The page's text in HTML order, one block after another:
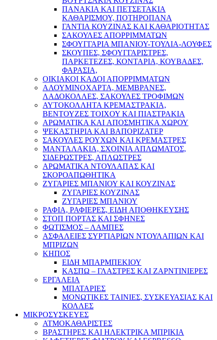
ΠΑΝΑΚΙΑ ΚΑΙ ΠΕΤΣΕΤΑΚΙΑ
ΚΑΘΑΡΙΣΜΟΥ, ΠΟΤΗΡΟΠΑΝΑ
ΓΑΝΤΙΑ ΚΟΥΖΙΝΑΣ ΚΑΙ ΚΑΘΑΡΙΟΤΗΤΑΣ
ΣΑΚΟΥΛΕΣ ΑΠΟΡΡΙΜΜΑΤΩΝ
ΣΦΟΥΓΓΑΡΙΑ ΜΠΑΝΙΟΥ-ΤΟΥΛΙΑ-ΛΟΥΦΕΣ
ΣΚΟΥΠΕΣ, ΣΦΟΥΓΓΑΡΙΣΤΡΕΣ,
ΠΑΡΚΕΤΕΖΕΣ, ΚΟΝΤΑΡΙΑ, ΚΟΥΒΑΔΕΣ,
ΦΑΡΑΣΙΑ,
ΟΙΚΙΑΚΟΙ ΚΑΔΟΙ ΑΠΟΡΡΙΜΜΑΤΩΝ
ΑΛΟΥΜΙΝΟΧΑΡΤΑ, ΜΕΜΒΡΑΝΕΣ,
ΛΑΔΟΚΟΛΛΕΣ, ΣΑΚΟΥΛΕΣ ΤΡΟΦΙΜΩΝ
ΑΥΤΟΚΟΛΛΗΤΑ ΚΡΕΜΑΣΤΡΑΚΙΑ,
ΒΕΝΤΟΥΖΕΣ ΤΟΙΧΟΥ ΚΑΙ ΠΙΑΣΤΡΑΚΙΑ
ΑΡΩΜΑΤΙΚΑ KAI ΑΠΟΣΜΗΤΙΚΑ ΧΩΡΟΥ
ΨΕΚΑΣΤΗΡΙΑ ΚΑΙ ΒΑΠΟΡΙΖΑΤΕΡ
ΣΑΚΟΥΛΕΣ ΡΟΥΧΩΝ ΚΑΙ ΚΡΕΜΑΣΤΡΕΣ
ΜΑΝΤΑΛΑΚΙΑ, ΣΧΟΙΝΙΑ ΑΠΛΩΜΑΤΟΣ,
ΣΙΔΕΡΩΣΤΡΕΣ, ΑΠΛΩΣΤΡΕΣ
ΑΡΩΜΑΤΙΚΑ ΝΤΟΥΛΑΠΑΣ ΚΑΙ
ΣΚΟΡΟΑΠΩΘΗΤΙΚΑ
ΖΥΓΑΡΙΕΣ ΜΠΑΝΙΟΥ ΚΑΙ ΚΟΥΖΙΝΑΣ
ΖΥΓΑΡΙΕΣ ΚΟΥΖΙΝΑΣ
ΖΥΓΑΡΙΕΣ ΜΠΑΝΙΟΥ
ΡΑΦΙΑ, ΡΑΦΙΕΡΕΣ, ΕΙΔΗ ΑΠΟΘΗΚΕΥΣΗΣ
ΣΤΟΠ ΠΟΡΤΑΣ ΚΑΙ ΣΦΗΝΕΣ
ΦΩΤΙΣΜΟΣ – ΛΑΜΠΕΣ
ΑΣΦΑΛΕΙΕΣ ΣΥΡΤΙΑΡΙΩΝ ΝΤΟΥΛΑΠΙΩΝ ΚΑΙ
ΜΠΡΙΖΩΝ
ΚΗΠΟΣ
ΕΙΔΗ ΜΠΑΡΜΠΕΚΙΟΥ
ΚΑΣΠΩ – ΓΛΑΣΤΡΕΣ ΚΑΙ ΖΑΡΝΤΙΝΙΕΡΕΣ
ΕΡΓΑΛΕΙΑ
ΜΠΑΤΑΡΙΕΣ
ΜΟΝΩΤΙΚΕΣ ΤΑΙΝΙΕΣ, ΣΥΣΚΕΥΑΣΙΑΣ ΚΑΙ
ΚΟΛΛΕΣ
ΜΙΚΡΟΣΥΣΚΕΥΕΣ
ΑΤΜΟΚΑΘΑΡΙΣΤΕΣ
ΒΡΑΣΤΗΡΕΣ ΚΑΙ ΗΛΕΚΤΡΙΚΑ ΜΠΡΙΚΙΑ